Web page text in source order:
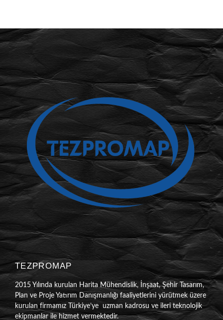
TEZPROMAP
2015 Yılında kurulan Harita Mühendislik, İnşaat, Şehir Tasarım,
Plan ve Proje Yatırım Danışmanlığı faaliyetlerini yürütmek üzere
kurulan firmamız Türkiye’ye uzman kadrosu ve ileri teknolojik
ekipmanlar ile hizmet vermektedir.